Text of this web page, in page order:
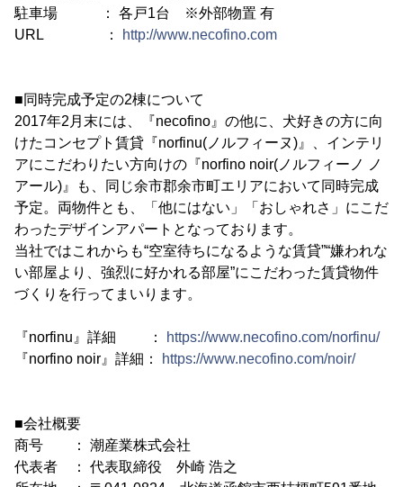
駐車場 ： 各戸1台 ※外部物置 有
URL ：
http://www.necofino.com
■同時完成予定の2棟について
2017年2月末には、『necofino』の他に、犬好きの方に向
けたコンセプト賃貸『norfinu(ノルフィーヌ)』、インテリ
アにこだわりたい方向けの『norfino noir(ノルフィーノ ノ
アール)』も、同じ余市郡余市町エリアにおいて同時完成
予定。両物件とも、「他にはない」「おしゃれさ」にこだ
わったデザインアパートとなっております。
当社ではこれからも“空室待ちになるような賃貸”“嫌われな
い部屋より、強烈に好かれる部屋”にこだわった賃貸物件
づくりを行ってまいります。
『norfinu』詳細 ：
https://www.necofino.com/norfinu/
『norfino noir』詳細：
https://www.necofino.com/noir/
■会社概要
商号 ： 潮産業株式会社
代表者 ： 代表取締役 外崎 浩之